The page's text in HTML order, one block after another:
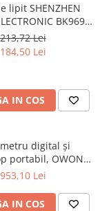
lipit SHENZHEN
BK969,
control analogic,
cu buton
213,72 Lei
184,50 Lei
IN COS
digital și
portabil, OWON,
1kV, 200mA-
953,10 Lei
IN COS